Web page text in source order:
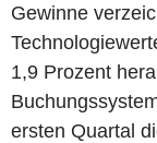
Gewinne
1,9 Prozent
ersten Quartal